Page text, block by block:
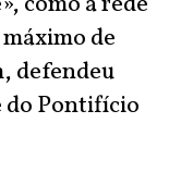
de
defendeu
do Pontifício